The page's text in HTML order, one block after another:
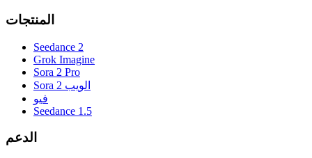
المنتجات
Seedance 2
Grok Imagine
Sora 2 Pro
Sora 2 الويب
فيو
Seedance 1.5
الدعم